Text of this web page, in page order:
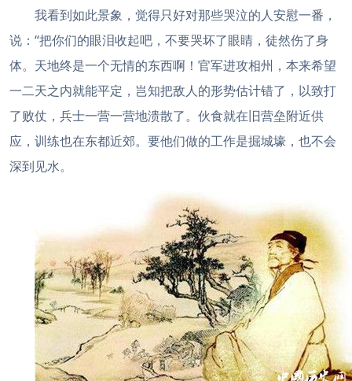
我看到如此景象，觉得只好对那些哭泣的人安慰一番，
说：“把你们的眼泪收起吧，不要哭坏了眼睛，徒然伤了身
体。天地终是一个无情的东西啊！官军进攻相州，本来希望
一二天之内就能平定，岂知把敌人的形势估计错了，以致打
了败仗，兵士一营一营地溃散了。伙食就在旧营垒附近供
应，训练也在东都近郊。要他们做的工作是掘城壕，也不会
深到见水。